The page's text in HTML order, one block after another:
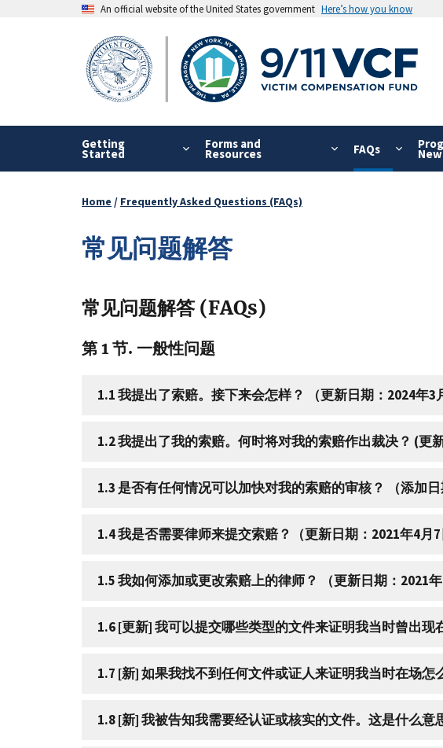
An official website of the United States government Here’s how you know
Getting
Started
Forms and
Resources FAQs
Breadcrumb
Home Frequently Asked Questions (FAQs)
常见问题解答
常见问题解答 (FAQs)
第 1 节. 一般性问题
1.1 我提出了索赔。接下来会怎样？ （更新日期：2024年3
1.2 我提出了我的索赔。何时将对我的索赔作出裁决？ (更
1.3 是否有任何情况可以加快对我的索赔的审核？ （添加日
1.4 我是否需要律师来提交索赔？（更新日期：2021年4月7
1.5 我如何添加或更改索赔上的律师？ （更新日期：2021年
1.6 [更新] 我可以提交哪些类型的文件来证明我当时曾出现
1.7 [新] 如果我找不到任何文件或证人来证明我当时在场怎
1.8 [新] 我被告知我需要经认证或核实的文件。这是什么意